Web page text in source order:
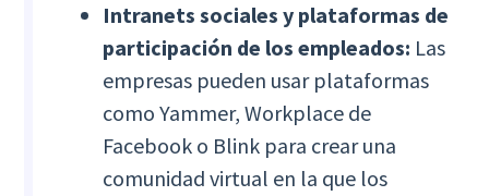
Intranets sociales y plataformas de
participación de los empleados: Las
empresas pueden usar plataformas
como Yammer, Workplace de
Facebook o Blink para crear una
comunidad virtual en la que los